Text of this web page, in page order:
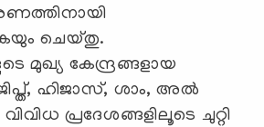
ചെയ്തു.
മുഖ്യ കേന്ദ്രങ്ങളായ
ഹിജാസ്, ശാം, അല്‍
പ്രദേശങ്ങളിലൂടെ ചുറ്റി